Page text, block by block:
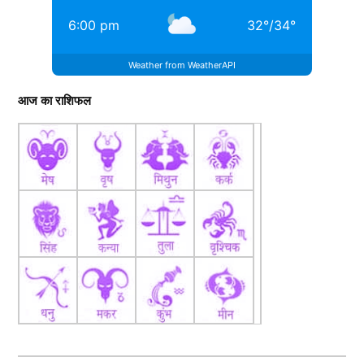
6:00 pm 32°/34°
Weather from WeatherAPI
आज का राशिफल